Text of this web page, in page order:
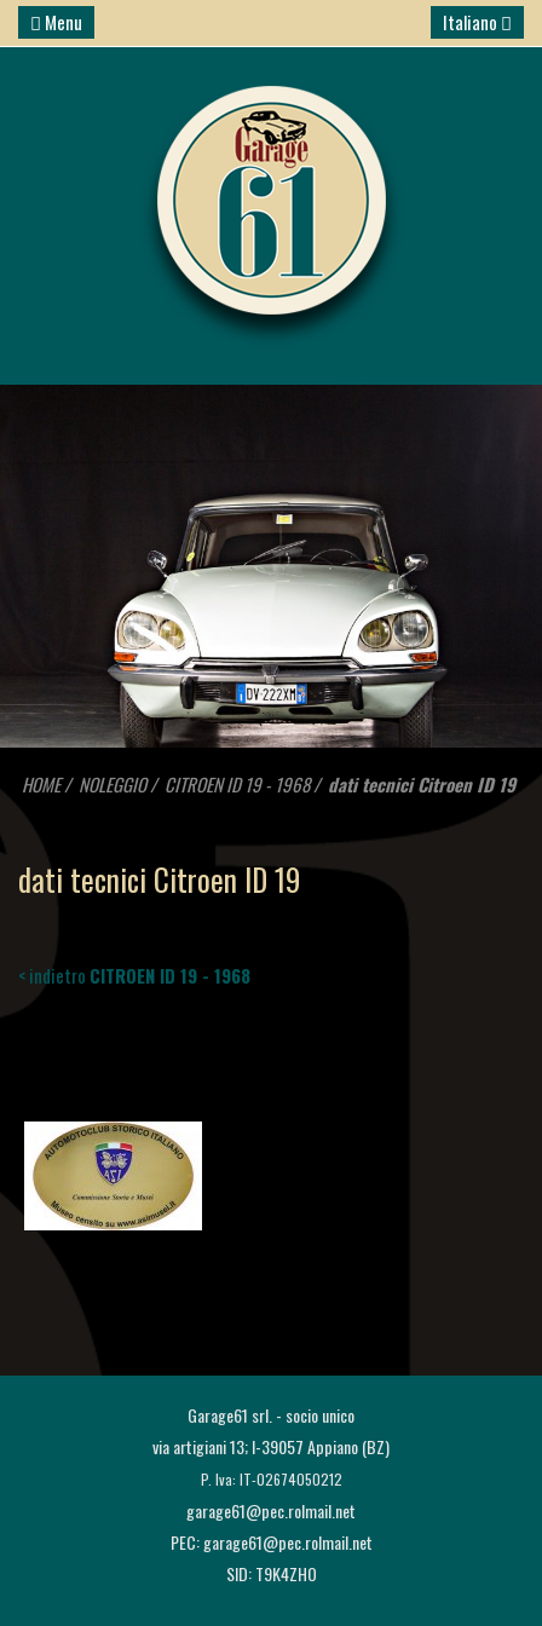
Menu Italiano
HOME NOLEGGIO CITROEN ID 19 - 1968 dati tecnici Citroen ID 19
dati tecnici Citroen ID 19
< indietro CITROEN ID 19 - 1968
Garage61 srl. - socio unico
via artigiani 13; I-39057 Appiano (BZ)
P. Iva: IT-02674050212
garage61@pec.rolmail.net
PEC: garage61@pec.rolmail.net
SID: T9K4ZHO